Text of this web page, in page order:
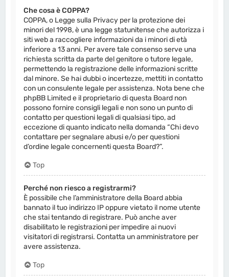
Che cosa è COPPA?
COPPA, o Legge sulla Privacy per la protezione dei
minori del 1998, è una legge statunitense che autorizza i
siti web a raccogliere informazioni da i minori di età
inferiore a 13 anni. Per avere tale consenso serve una
richiesta scritta da parte del genitore o tutore legale,
permettendo la registrazione delle informazioni scritte
dal minore. Se hai dubbi o incertezze, mettiti in contatto
con un consulente legale per assistenza. Nota bene che
phpBB Limited e il proprietario di questa Board non
possono fornire consigli legali e non sono un punto di
contatto per questioni legali di qualsiasi tipo, ad
eccezione di quanto indicato nella domanda “Chi devo
contattare per segnalare abusi e/o per questioni
d’ordine legale concernenti questa Board?”.
Top
Perché non riesco a registrarmi?
È possibile che l’amministratore della Board abbia
bannato il tuo indirizzo IP oppure vietato il nome utente
che stai tentando di registrare. Può anche aver
disabilitato le registrazioni per impedire ai nuovi
visitatori di registrarsi. Contatta un amministratore per
avere assistenza.
Top